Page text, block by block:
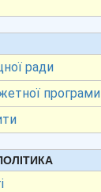
ради
програми